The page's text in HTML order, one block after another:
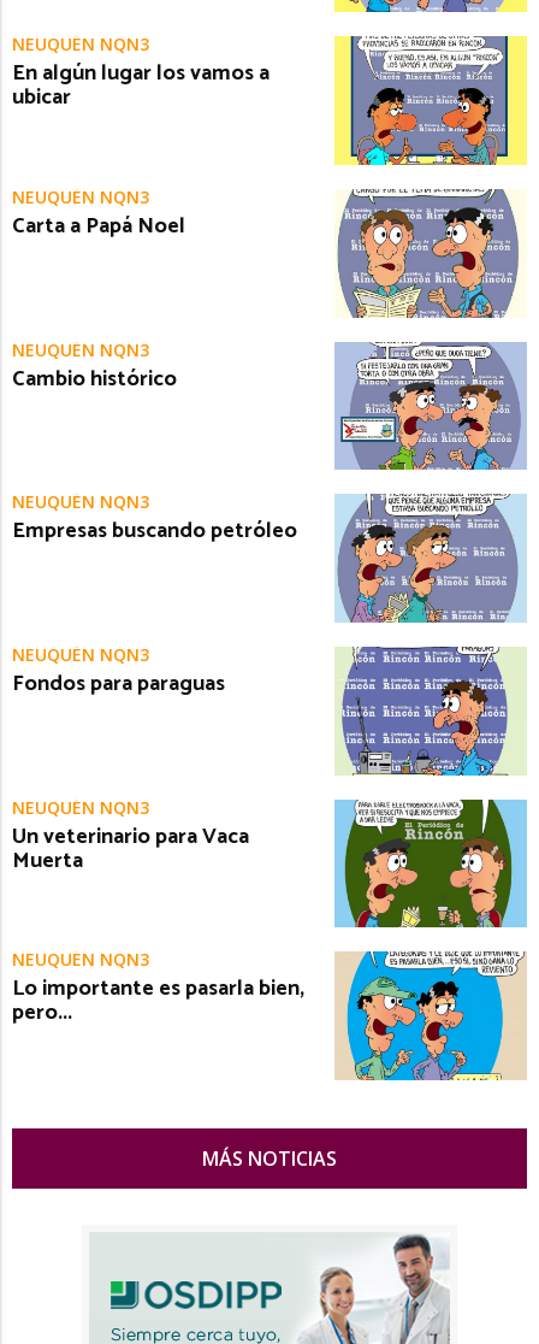
NEUQUÉN NQN3
En algún lugar los vamos a
ubicar
NEUQUÉN NQN3
Carta a Papá Noel
NEUQUÉN NQN3
Cambio histórico
NEUQUÉN NQN3
Empresas buscando petróleo
NEUQUÉN NQN3
Fondos para paraguas
NEUQUÉN NQN3
Un veterinario para Vaca
Muerta
NEUQUÉN NQN3
Lo importante es pasarla bien,
pero...
MÁS NOTICIAS